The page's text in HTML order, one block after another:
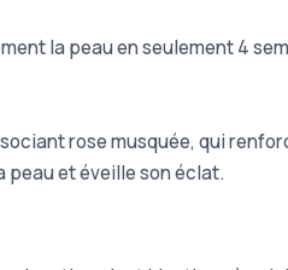
la peau en seulement 4
rose musquée, qui
peau et éveille son éclat.